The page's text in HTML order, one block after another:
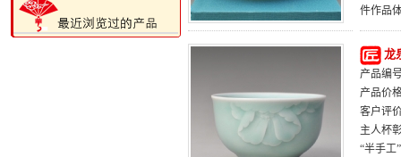
件作品
龙
产品编
产品价
客户评
主人杯
“半手工